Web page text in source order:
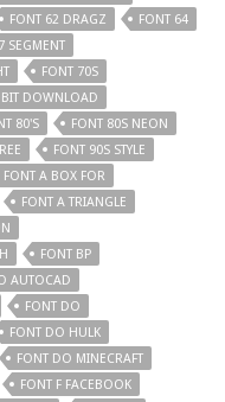
FONT 62 DRAGZ
FONT 64
SEGMENT
FONT 70S
DOWNLOAD
80'S
FONT 80S NEON
FONT 90S STYLE
FONT A BOX FOR
FONT A TRIANGLE
FONT BP
AUTOCAD
FONT DO
FONT DO HULK
FONT DO MINECRAFT
FONT F FACEBOOK